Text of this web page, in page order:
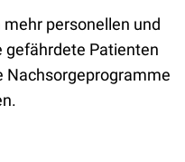
personellen und
gefährdete Patienten
Nachsorgeprogramme